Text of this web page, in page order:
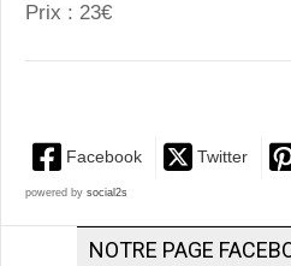
Prix : 23€
Facebook Twitter
powered by social2s
NOTRE PAGE